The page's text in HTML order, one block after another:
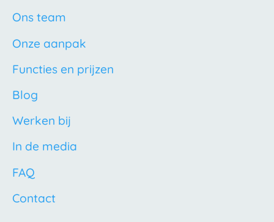
Ons team
Onze aanpak
Functies en prijzen
Blog
Werken bij
In de media
FAQ
Contact